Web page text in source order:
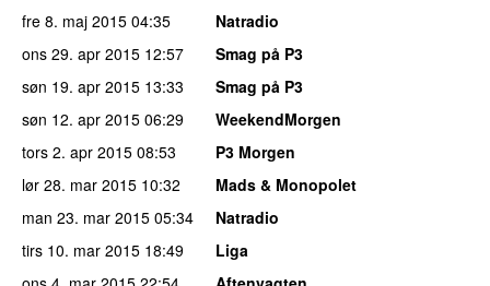
fre 8. maj 2015 04:35
Natradio
ons 29. apr 2015 12:57
Smag på P3
søn 19. apr 2015 13:33
Smag på P3
søn 12. apr 2015 06:29
WeekendMorgen
tors 2. apr 2015 08:53
P3 Morgen
lør 28. mar 2015 10:32
Mads & Monopolet
man 23. mar 2015 05:34
Natradio
tirs 10. mar 2015 18:49
Liga